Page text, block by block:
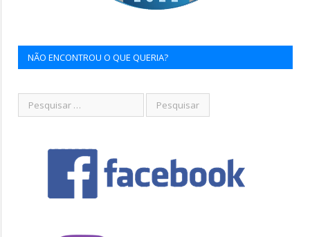
NÃO ENCONTROU O QUE QUERIA?